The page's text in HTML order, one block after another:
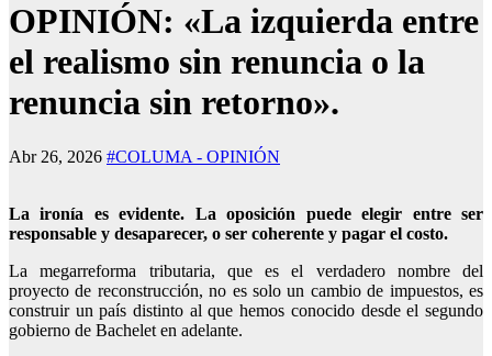
OPINIÓN: «La izquierda entre
el realismo sin renuncia o la
renuncia sin retorno».
Abr 26, 2026 #COLUMA - OPINIÓN
La ironía es evidente. La oposición puede elegir entre ser
responsable y desaparecer, o ser coherente y pagar el costo.
La megarreforma tributaria, que es el verdadero nombre del
proyecto de reconstrucción, no es solo un cambio de impuestos, es
construir un país distinto al que hemos conocido desde el segundo
gobierno de Bachelet en adelante.